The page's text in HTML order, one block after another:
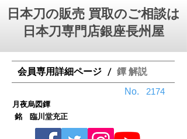
日本刀の販売 買取のご相談は
日本刀専門店銀座⻑州屋
会員専用詳細ページ / 鐔 解説
No.
銘 臨川堂充正
月夜烏図鐔
2174